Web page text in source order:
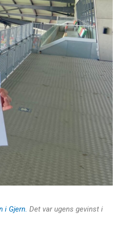
i Gjern. Det var ugens gevinst i